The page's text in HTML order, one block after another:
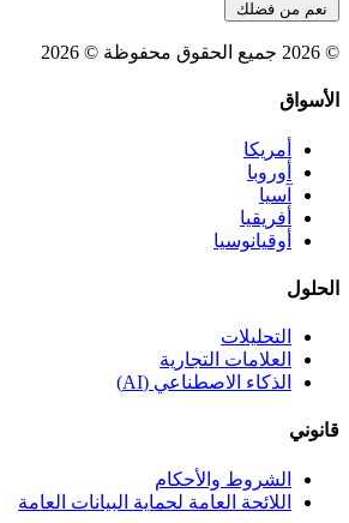
نعم من فضلك
© 2026 جميع الحقوق محفوظة © 2026
الأسواق
أمريكا
أوروبا
آسيا
أفريقيا
أوقيانوسيا
الحلول
التحليلات
العلامات التجارية
الذكاء الاصطناعي (AI)
قانوني
الشروط والأحكام
اللائحة العامة لحماية البيانات العامة